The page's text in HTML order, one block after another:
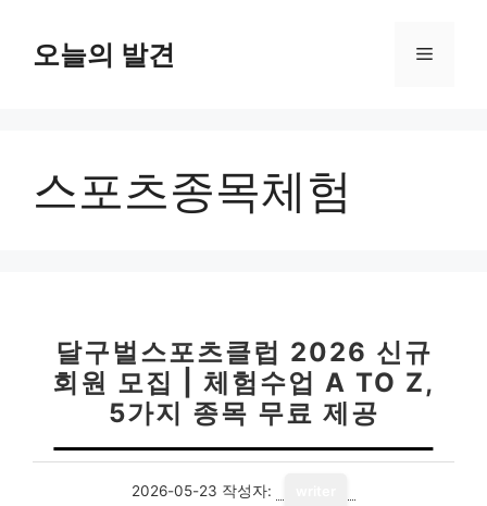
오늘의 발견 메
스포츠종목체험
달구벌스포츠클럽 2026 신규
회원 모집 | 체험수업 A TO Z,
5가지 종목 무료 제공
2026-05-23 작성자: